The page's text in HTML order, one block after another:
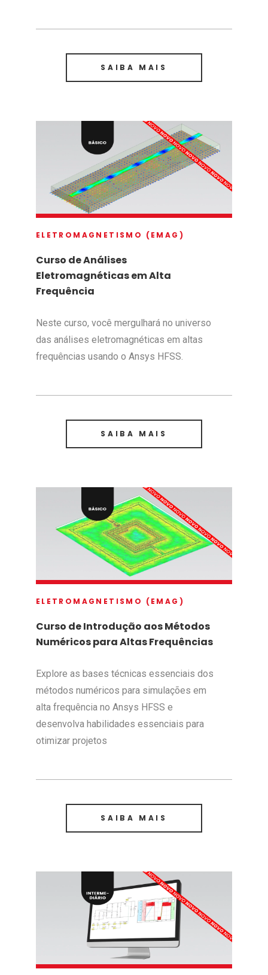
SAIBA MAIS
ELETROMAGNETISMO (EMAG)
Curso de Análises
Eletromagnéticas em Alta
Frequência
Neste curso, você mergulhará no universo
das análises eletromagnéticas em altas
frequências usando o Ansys HFSS.
SAIBA MAIS
ELETROMAGNETISMO (EMAG)
Curso de Introdução aos Métodos
Numéricos para Altas Frequências
Explore as bases técnicas essenciais dos
métodos numéricos para simulações em
alta frequência no Ansys HFSS e
desenvolva habilidades essenciais para
otimizar projetos
SAIBA MAIS